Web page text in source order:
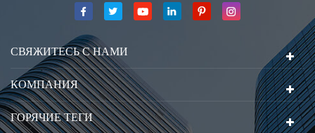
достигла главной цели качества, когда Первый из наших продуктов
получил одобрение Международной ор
СВЯЖИТЕСЬ С НАМИ
КОМПАНИЯ
ГОРЯЧИЕ ТЕГИ